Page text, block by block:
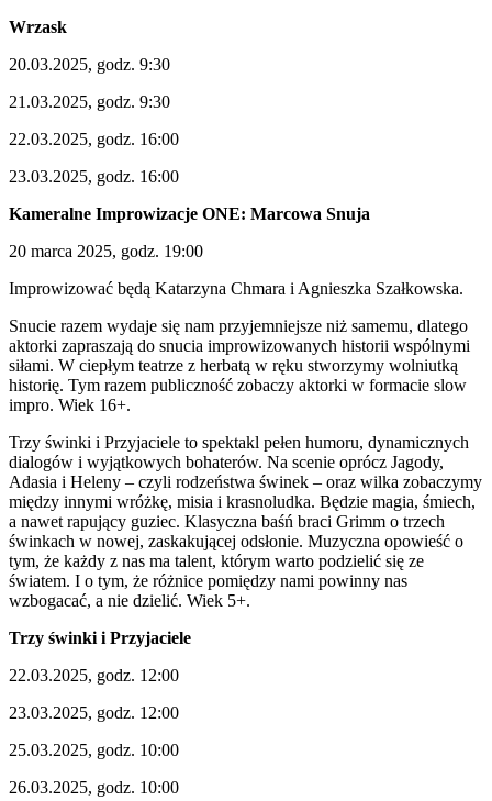
Wrzask
20.03.2025, godz. 9:30
21.03.2025, godz. 9:30
22.03.2025, godz. 16:00
23.03.2025, godz. 16:00
Kameralne Improwizacje ONE: Marcowa Snuja
20 marca 2025, godz. 19:00
Improwizować będą Katarzyna Chmara i Agnieszka Szałkowska.
Snucie razem wydaje się nam przyjemniejsze niż samemu, dlatego
aktorki zapraszają do snucia improwizowanych historii wspólnymi
siłami. W ciepłym teatrze z herbatą w ręku stworzymy wolniutką
historię. Tym razem publiczność zobaczy aktorki w formacie slow
impro. Wiek 16+.
Trzy świnki i Przyjaciele to spektakl pełen humoru, dynamicznych
dialogów i wyjątkowych bohaterów. Na scenie oprócz Jagody,
Adasia i Heleny – czyli rodzeństwa świnek – oraz wilka zobaczymy
między innymi wróżkę, misia i krasnoludka. Będzie magia, śmiech,
a nawet rapujący guziec. Klasyczna baśń braci Grimm o trzech
świnkach w nowej, zaskakującej odsłonie. Muzyczna opowieść o
tym, że każdy z nas ma talent, którym warto podzielić się ze
światem. I o tym, że różnice pomiędzy nami powinny nas
wzbogacać, a nie dzielić. Wiek 5+.
Trzy świnki i Przyjaciele
22.03.2025, godz. 12:00
23.03.2025, godz. 12:00
25.03.2025, godz. 10:00
26.03.2025, godz. 10:00